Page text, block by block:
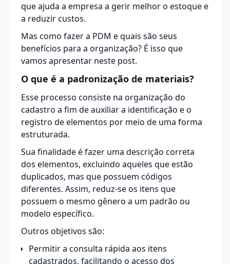
que ajuda a empresa a gerir melhor o estoque e
a reduzir custos.
Mas como fazer a PDM e quais são seus
benefícios para a organização? É isso que
vamos apresentar neste post.
O que é a padronização de materiais?
Esse processo consiste na organização do
cadastro a fim de auxiliar a identificação e o
registro de elementos por meio de uma forma
estruturada.
Sua finalidade é fazer uma descrição correta
dos elementos, excluindo aqueles que estão
duplicados, mas que possuem códigos
diferentes. Assim, reduz-se os itens que
possuem o mesmo gênero a um padrão ou
modelo específico.
Outros objetivos são:
Permitir a consulta rápida aos itens
cadastrados, facilitando o acesso dos